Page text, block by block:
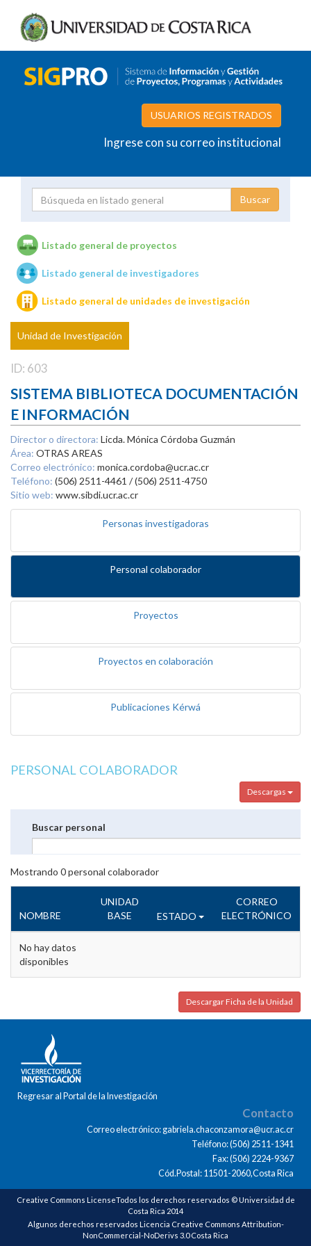
USUARIOS REGISTRADOS
Ingrese con su correo institucional
Unidades de investigación
Listado general de proyectos
Listado general de investigadores
Listado general de unidades de investigación
Unidad de Investigación
ID: 603
SISTEMA BIBLIOTECA DOCUMENTACIÓN
E INFORMACIÓN
Director o directora: Licda. Mónica Córdoba Guzmán
Área: OTRAS AREAS
Correo electrónico: monica.cordoba@ucr.ac.cr
Teléfono: (506) 2511-4461 / (506) 2511-4750
Sitio web: www.sibdi.ucr.ac.cr
Personas investigadoras
Personal colaborador
Proyectos
Proyectos en colaboración
Publicaciones Kérwá
PERSONAL COLABORADOR
Descargas
Buscar personal
Mostrando 0personal colaborador
NOMBRE
UNIDAD
BASE
ESTADO
CORREO
ELECTRÓNICO
No hay datos
disponibles
Descargar Ficha de la Unidad
Regresar al Portal de la Investigación
Contacto
Correo electrónico: gabriela.chaconzamora@ucr.ac.cr
Teléfono: (506) 2511-1341
Fax: (506) 2224-9367
Cód.Postal: 11501-2060,Costa Rica
Creative Commons LicenseTodos los derechos reservados © Universidad de
Costa Rica 2014
Algunos derechos reservados Licencia Creative Commons Attribution-
NonCommercial-NoDerivs 3.0 Costa Rica